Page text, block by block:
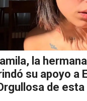
la
su apoyo a
de esta